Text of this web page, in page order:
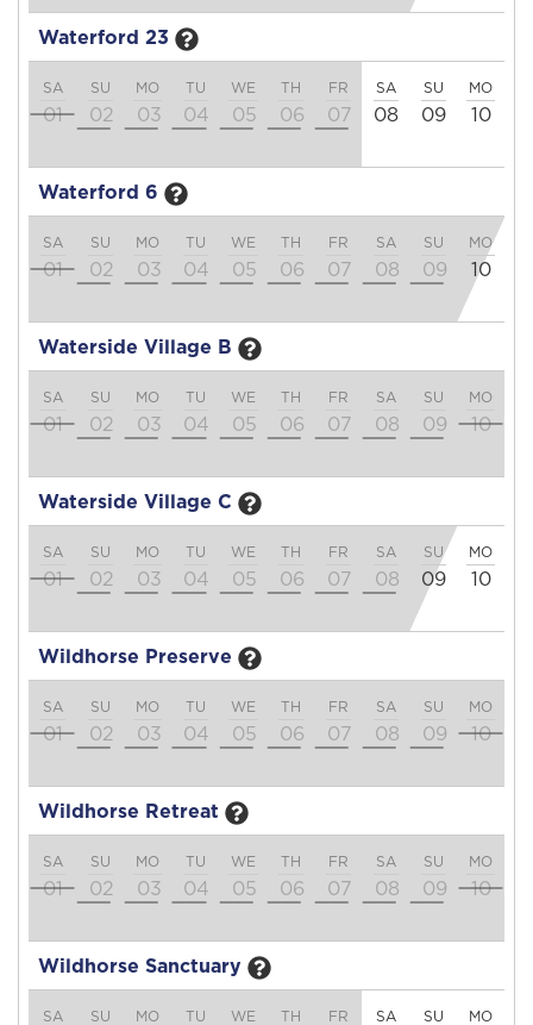
Waterford 23
SA
01
SU
02
MO
03
TU
04
WE
05
TH
06
FR
07
SA
08
SU
09
MO
10
Waterford 6
SA
01
SU
02
MO
03
TU
04
WE
05
TH
06
FR
07
SA
08
SU
09
MO
10
Waterside Village B
SA
01
SU
02
MO
03
TU
04
WE
05
TH
06
FR
07
SA
08
SU
09
MO
10
Waterside Village C
SA
01
SU
02
MO
03
TU
04
WE
05
TH
06
FR
07
SA
08
SU
09
MO
10
Wildhorse Preserve
SA
01
SU
02
MO
03
TU
04
WE
05
TH
06
FR
07
SA
08
SU
09
MO
10
Wildhorse Retreat
SA
01
SU
02
MO
03
TU
04
WE
05
TH
06
FR
07
SA
08
SU
09
MO
10
Wildhorse Sanctuary
SA SU MO TU WE TH FR SA SU MO